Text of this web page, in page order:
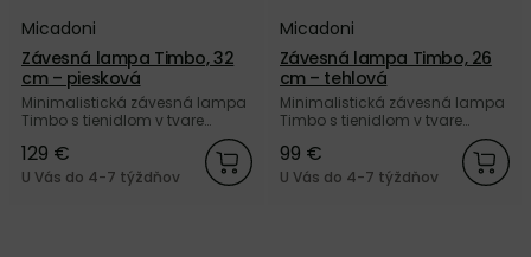
Micadoni
Závesná lampa Timbo, 32
cm – piesková
Minimalistická závesná lampa
Timbo s tienidlom v tvare
lakovaného kovu pieskovej
farby od značky Micadoni.
129 €
U Vás do 4-7 týždňov
Micadoni
Závesná lampa Timbo, 26
cm – tehlová
Minimalistická závesná lampa
Timbo s tienidlom v tvare
lakovaného kovu tehlovej
oranžovej farby od značky
99 €
U Vás do 4-7 týždňov